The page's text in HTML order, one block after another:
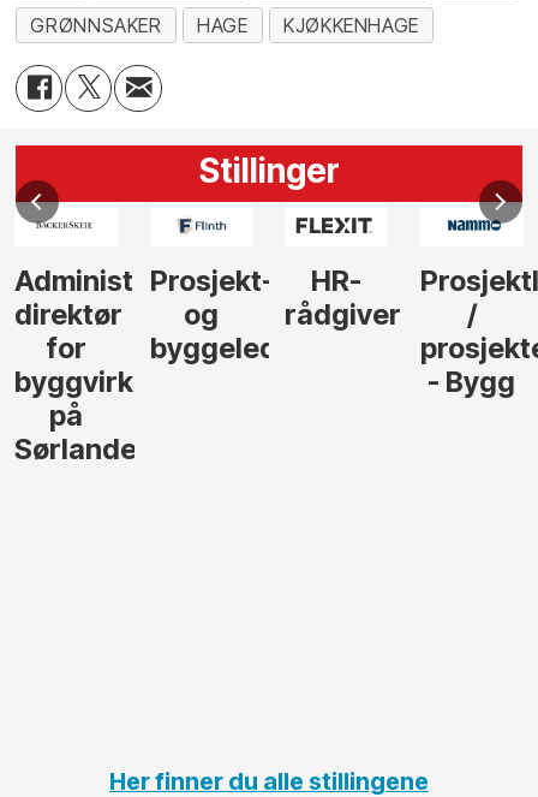
GRØNNSAKER
HAGE KJØKKENHAGE
Stillinger
Administrerende
direktør
for
byggvirksomhet
på
Sørlandet
Prosjekt-
og
byggeleder
HR-
rådgiver
/
- Bygg
Her finner du alle stillingene